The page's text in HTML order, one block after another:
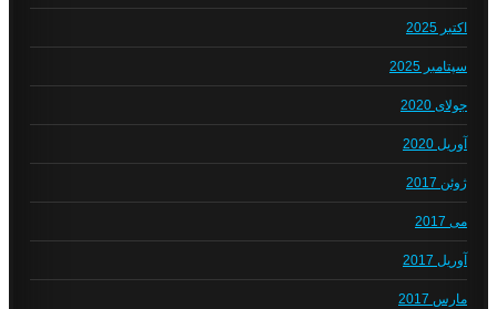
اکتبر 2025
سپتامبر 2025
جولای 2020
آوریل 2020
ژوئن 2017
می 2017
آوریل 2017
مارس 2017